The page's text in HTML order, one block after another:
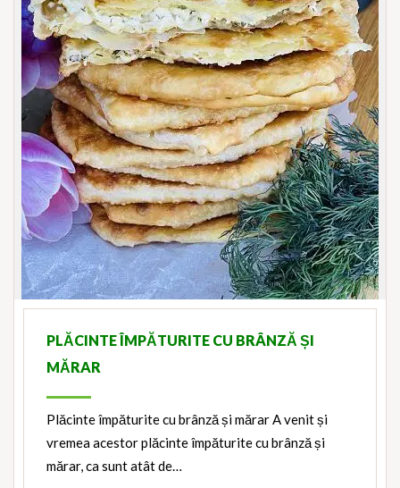
PLĂCINTE ÎMPĂTURITE CU BRÂNZĂ ȘI
MĂRAR
Plăcinte împăturite cu brânză și mărar A venit și
vremea acestor plăcinte împăturite cu brânză și
mărar, ca sunt atât de…